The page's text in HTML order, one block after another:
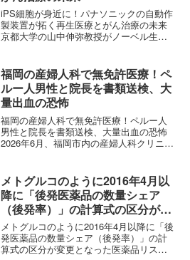
iPS細胞が身近に！パナソニックの自動作
製装置が拓く再生医療とがん治療の未来
京都大学の山中伸弥教授がノーベル生理
iPS細胞。そのiPS細胞がいよいよ、研究
室の中だけのもの...
福岡の産婦人科で無免許医療！ペ
ルー人男性と院長を書類送検、大
量出血の恐怖
福岡の産婦人科で無免許医療！ペルー人
男性と院長を書類送検、大量出血の恐怖
2026年6月、福岡市内の産婦人科クリニッ
の男性が、分娩という命に関わる現場で
医療行為を行ってい...
メトグルコのように2016年4月以
降に「後発医薬品の数量シェア
（後発率）」の計算式の区分が変
更となった医薬品リスト
メトグルコのように2016年4月以降に「後
発医薬品の数量シェア（後発率）」の計
算式の区分が変更となった医薬品リスト